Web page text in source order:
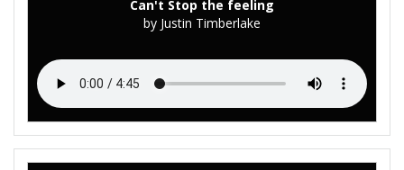
Can't Stop the feeling
by Justin Timberlake